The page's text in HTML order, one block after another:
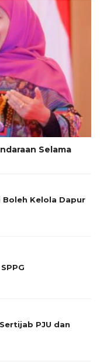
Selama
Kelola Dapur
PJU dan